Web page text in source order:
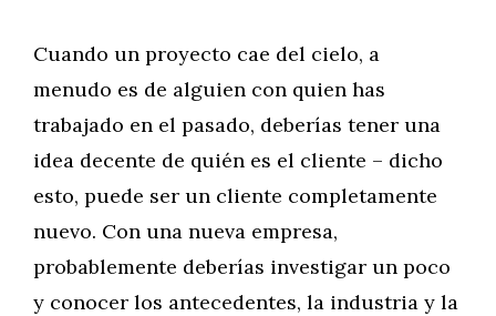
Cuando un proyecto cae del cielo, a
menudo es de alguien con quien has
trabajado en el pasado, deberías tener una
idea decente de quién es el cliente – dicho
esto, puede ser un cliente completamente
nuevo. Con una nueva empresa,
probablemente deberías investigar un poco
y conocer los antecedentes, la industria y la